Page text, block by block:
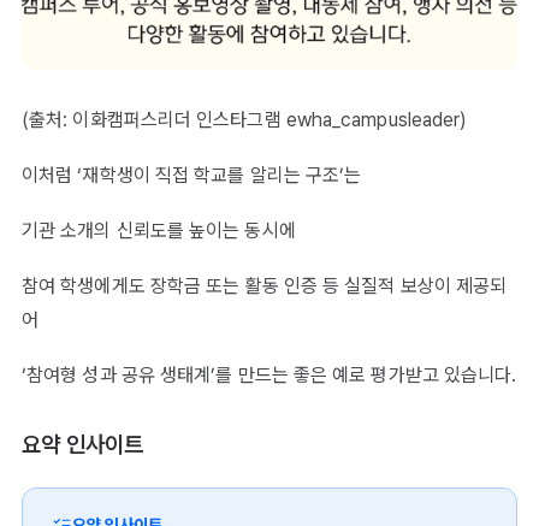
(출처: 이화캠퍼스리더 인스타그램 ewha_campusleader)
이처럼 ‘재학생이 직접 학교를 알리는 구조’는
기관 소개의 신뢰도를 높이는 동시에
참여 학생에게도 장학금 또는 활동 인증 등 실질적 보상이 제공되
어
‘참여형 성과 공유 생태계’를 만드는 좋은 예로 평가받고 있습니다.
요약 인사이트